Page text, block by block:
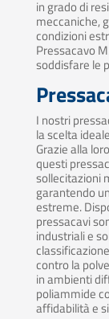
in grado di
meccaniche,
condizioni
Pressacavo
soddisfare le
I nostri
la scelta
Grazie alla
questi
sollecitazioni
garantendo
estreme.
pressacavi
industriali e
contro la
in ambienti
poliammide
affidabilità e